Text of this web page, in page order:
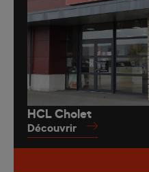
HCL Cholet
Découvrir